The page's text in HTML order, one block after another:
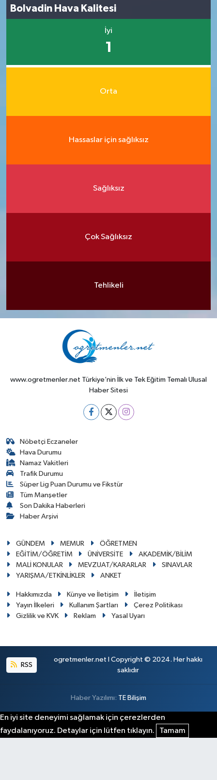
Bolvadin Hava Kalitesi
İyi
1
Orta
Hassaslar için sağlıksız
Sağlıksız
Çok Sağlıksız
Tehlikeli
www.ogretmenler.net Türkiye’nin İlk ve Tek Eğitim Temalı Ulusal
Haber Sitesi
Nöbetçi Eczaneler
Hava Durumu
Namaz Vakitleri
Trafik Durumu
Süper Lig Puan Durumu ve Fikstür
Tüm Manşetler
Son Dakika Haberleri
Haber Arşivi
GÜNDEM MEMUR
ÖĞRETMEN
EĞİTİM/ÖĞRETİM
ÜNİVERSİTE
AKADEMİK/BİLİM
MALİ KONULAR
MEVZUAT/KARARLAR
SINAVLAR
YARIŞMA/ETKİNLİKLER
ANKET
Hakkımızda Künye ve İletişim
İletişim
Yayın İlkeleri
Kullanım Şartları
Çerez Politikası
Gizlilik ve KVK
Reklam Yasal Uyarı
RSS
ogretmenler.net I Copyright © 2024. Her hakkı
saklıdır
Haber Yazılımı: TE Bilişim
En iyi site deneyimi sağlamak için çerezlerden
faydalanıyoruz. Detaylar için lütfen tıklayın.
Tamam